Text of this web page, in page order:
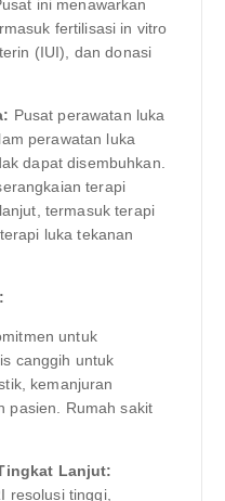
ini menawarkan
fertilisasi in vitro
(IUI), dan donasi
Pusat perawatan luka
perawatan luka
dapat disembuhkan.
terapi
termasuk terapi
luka tekanan
untuk
canggih untuk
kemanjuran
pasien. Rumah sakit
Lanjut:
resolusi tinggi,